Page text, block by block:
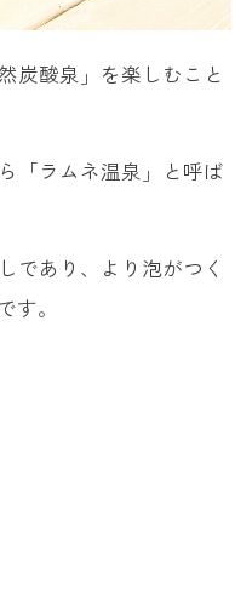
炭酸泉」を楽しむこと
「ラムネ温泉」と呼ば
であり、より泡がつく
。